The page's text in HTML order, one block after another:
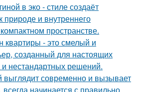
в эко - стиле создаёт
и внутреннего
пространстве.
- это смелый и
созданный для настоящих
и нестандартных решений.
выглядит современно и вызывает
начинается с правильно